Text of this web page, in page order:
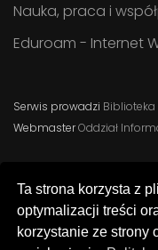
Nauka, praca i
Eduroam - Internet
Serwis prowadzi Biblioteka
WebmasterOddział
Ta strona korzysta z
optymalizacji treści
korzystanie ze strony